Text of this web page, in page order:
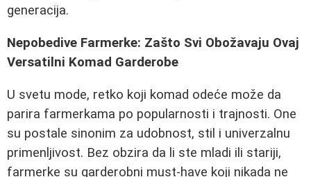
generacija.
Nepobedive Farmerke: Zašto Svi Obožavaju Ovaj
Versatilni Komad Garderobe
U svetu mode, retko koji komad odeće može da
parira farmerkama po popularnosti i trajnosti. One
su postale sinonim za udobnost, stil i univerzalnu
primenljivost. Bez obzira da li ste mladi ili stariji,
farmerke su garderobni must-have koji nikada ne